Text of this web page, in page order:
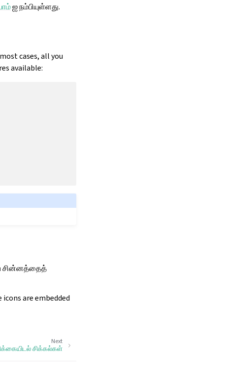
ஐ நம்பியுள்ளது.
cases, all you
available:
சின்னத்தைத்
are embedded
Next
சிக்கல்கள்